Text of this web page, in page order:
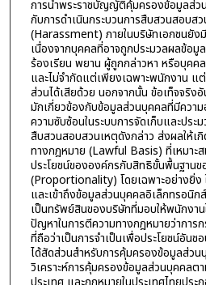
การนำพระราชบัญญัติคุ้มครองข้อมูลส่ว
กับการดำเนินกระบวนการสืบสวนสอบส
(Harassment) ภายในบริษัทเอกชนยัง
เนื่องจากบุคคลที่อาจถูกประมวลผลข้อมู
ร้องเรียน พยาน ผู้ถูกกล่าวหา หรือบุคค
และไม่จำกัดแต่เพียงเฉพาะพนักงาน
ส่วนได้เสียด้วย นอกจากนั้น ข้อเท็จจริง
มักเกี่ยวข้องกับข้อมูลส่วนบุคคลที่มีความ
ความซับซ้อนในระบบการจัดเก็บและปร
สืบสวนสอบสวนเหตุดังกล่าว ส่งผลให้เ
ทางกฎหมาย (Lawful Basis) ที่เหมาะ
ประโยชน์ขององค์กรกับสิทธิขั้นพื้นฐาน
(Proportionality) โดยเฉพาะอย่างยิ่ง
และเข้าถึงข้อมูลส่วนบุคคลอิเล็กทรอนิ
เป็นทรัพย์สินของบริษัทที่มอบให้พนักงา
ปัญหาในการตีความทางกฎหมายว่าการ
ที่ถือว่าเป็นการจำเป็นเพื่อประโยชน์อัน
ได้สัดส่วนสำหรับการคุ้มครองข้อมูลส่วน
วิเคราะห์การคุ้มครองข้อมูลส่วนบุคคลต